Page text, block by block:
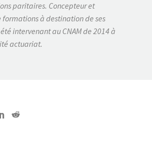
paritaires. Concepteur et
à destination de ses
intervenant au CNAM de 2014 à
actuariat.